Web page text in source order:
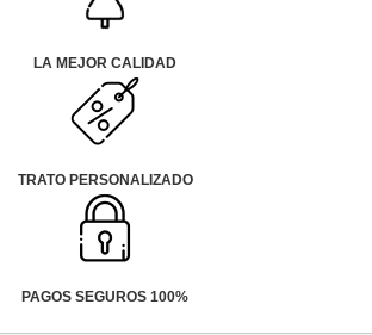
LA MEJOR CALIDAD
TRATO PERSONALIZADO
PAGOS SEGUROS 100%